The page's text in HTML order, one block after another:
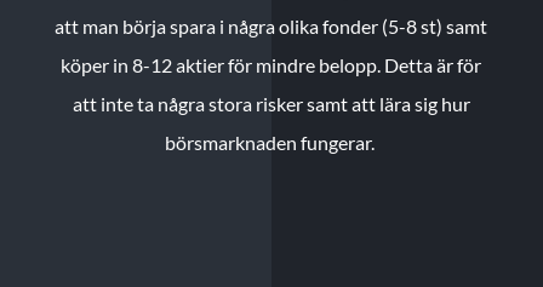
att man börja spara i några olika fonder (5-8 st) samt
köper in 8-12 aktier för mindre belopp. Detta är för
att inte ta några stora risker samt att lära sig hur
börsmarknaden fungerar.